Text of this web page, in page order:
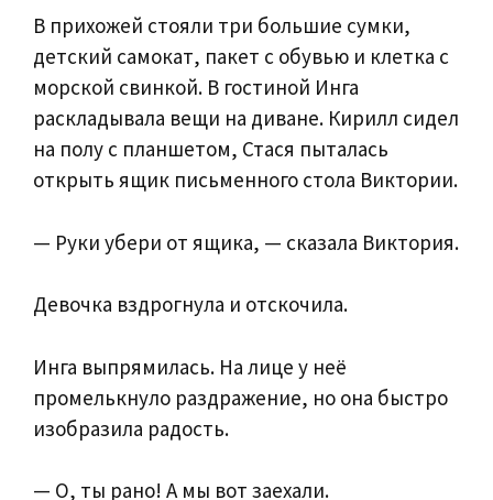
В прихожей стояли три большие сумки,
детский самокат, пакет с обувью и клетка с
морской свинкой. В гостиной Инга
раскладывала вещи на диване. Кирилл сидел
на полу с планшетом, Стася пыталась
открыть ящик письменного стола Виктории.
— Руки убери от ящика, — сказала Виктория.
Девочка вздрогнула и отскочила.
Инга выпрямилась. На лице у неё
промелькнуло раздражение, но она быстро
изобразила радость.
— О, ты рано! А мы вот заехали.